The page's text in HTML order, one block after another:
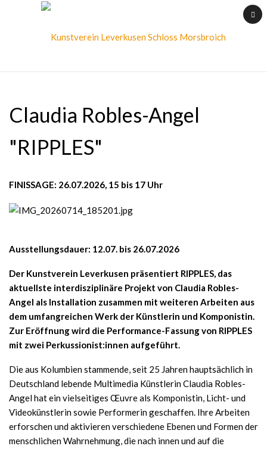
Claudia Robles-Angel
"RIPPLES"
FINISSAGE: 26.07.2026, 15 bis 17 Uhr
Ausstellungsdauer: 12.07. bis 26.07.2026
Der Kunstverein Leverkusen präsentiert RIPPLES, das
aktuellste interdisziplinäre Projekt von Claudia Robles-
Angel als Installation zusammen mit weiteren Arbeiten aus
dem umfangreichen Werk der Künstlerin und Komponistin.
Zur Eröffnung wird die Performance-Fassung von RIPPLES
mit zwei Perkussionist:innen aufgeführt.
Die aus Kolumbien stammende, seit 25 Jahren hauptsächlich in
Deutschland lebende Multimedia Künstlerin Claudia Robles-
Angel hat ein vielseitiges Œuvre als Komponistin, Licht- und
Videokünstlerin sowie Performerin geschaffen. Ihre Arbeiten
erforschen und aktivieren verschiedene Ebenen und Formen der
menschlichen Wahrnehmung, die nach innen und auf die